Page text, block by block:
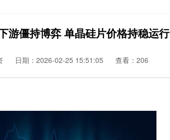
游僵持博弈 单晶硅片价格持稳运行
日期：2026-02-25 15:51:05 查看：206